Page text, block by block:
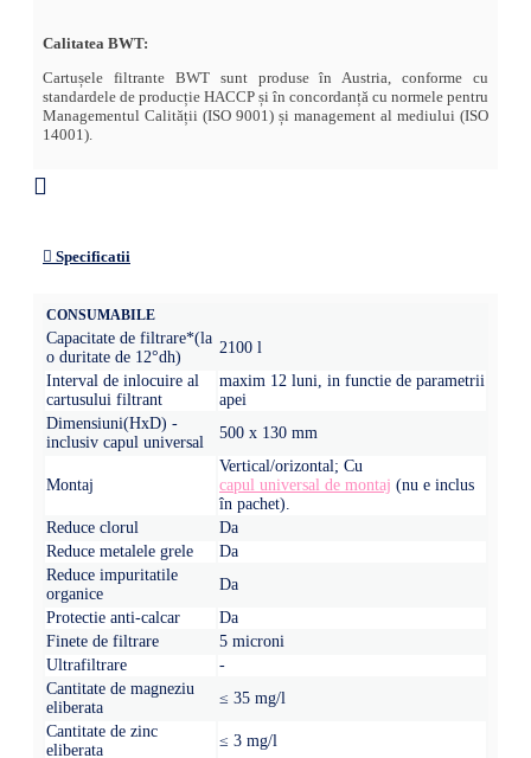
Calitatea BWT:
Cartușele filtrante BWT sunt produse în Austria, conforme cu
standardele de producție HACCP și în concordanță cu normele pentru
Managementul Calității (ISO 9001) și management al mediului (ISO
14001).
Specificatii
CONSUMABILE
Capacitate de filtrare*(la
o duritate de 12°dh)
2100 l
Interval de inlocuire al
cartusului filtrant
maxim 12 luni, in functie de parametrii
apei
Dimensiuni(HxD) -
inclusiv capul universal
500 x 130 mm
Montaj
Vertical/orizontal; Cu
capul universal de montaj (nu e inclus
în pachet).
Reduce clorul
Da
Reduce metalele grele
Da
Reduce impuritatile
organice
Da
Protectie anti-calcar
Da
Finete de filtrare
5 microni
Ultrafiltrare
-
Cantitate de magneziu
eliberata
≤ 35 mg/l
Cantitate de zinc
eliberata
≤ 3 mg/l